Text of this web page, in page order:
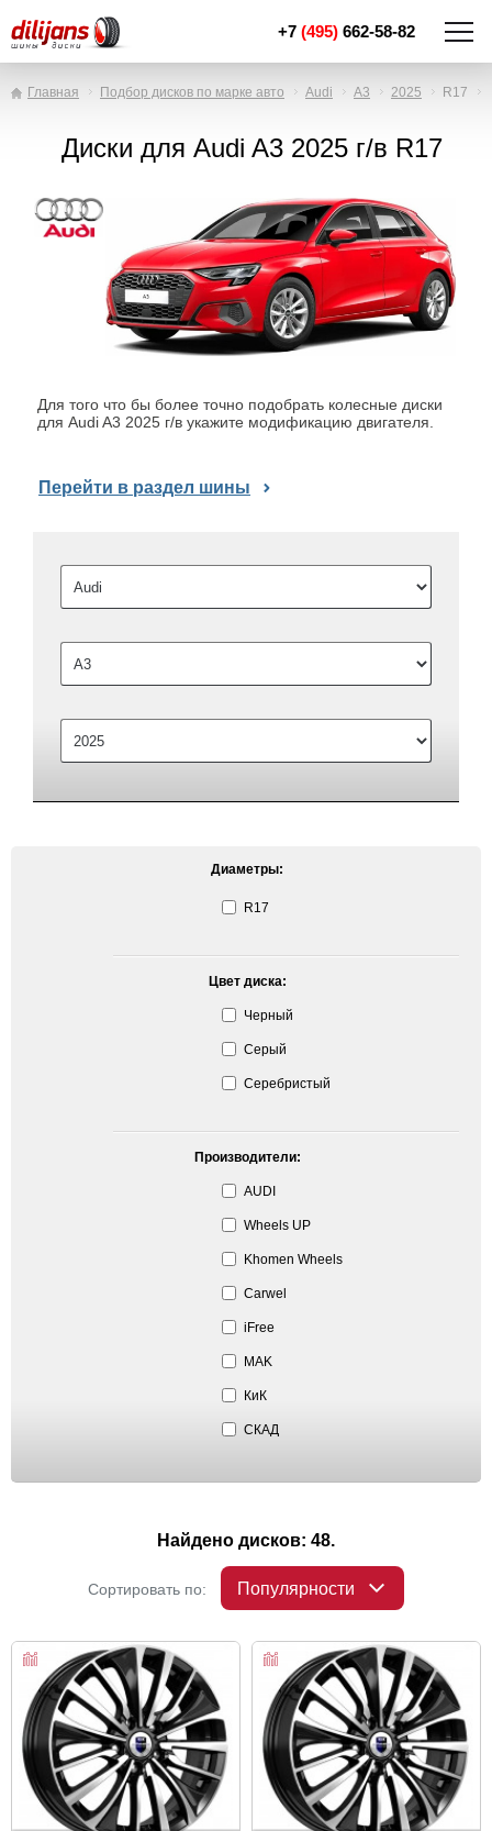
+7 (495) 662-58-82
Главная Подбор дисков по марке авто Audi A3 2025 R17
Диски для Audi A3 2025 г/в R17
Для того что бы более точно подобрать колесные диски
для Audi A3 2025 г/в укажите модификацию двигателя.
Перейти в раздел шины
Диаметры:
R17
Цвет диска:
Черный
Серый
Серебристый
Производители:
AUDI
Wheels UP
Khomen Wheels
Carwel
iFree
MAK
КиК
СКАД
Найдено дисков: 48.
Сортировать по: Популярности